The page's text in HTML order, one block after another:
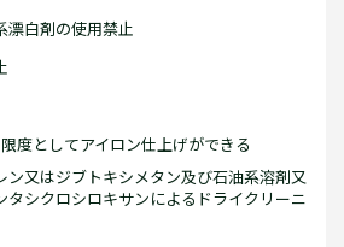
漂白剤の使用禁止
度としてアイロン仕上げができる
ン又はジブトキシメタン及び石油系溶剤又
タシクロシロキサンによるドライクリーニ